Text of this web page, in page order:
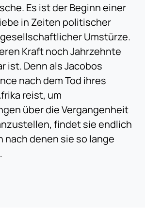
Es ist der Beginn einer
in Zeiten politischer
Umstürze.
Kraft noch Jahrzehnte
ist. Denn als Jacobos
nach dem Tod ihres
reist, um
über die Vergangenheit
findet sie endlich
nach denen sie so lange